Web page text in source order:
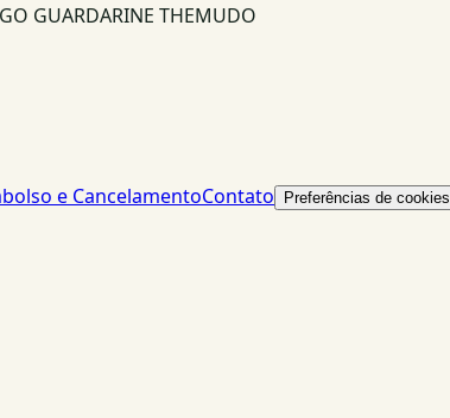
GUARDARINE THEMUDO
e CancelamentoContato Preferências de cookies